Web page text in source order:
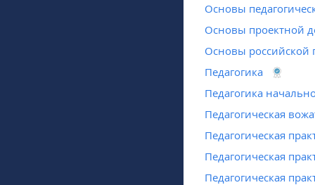
Основы
Основы проектной
Основы российской
Педагогика
Педагогика
Педагогическая
Педагогическая
Педагогическая
Педагогическая